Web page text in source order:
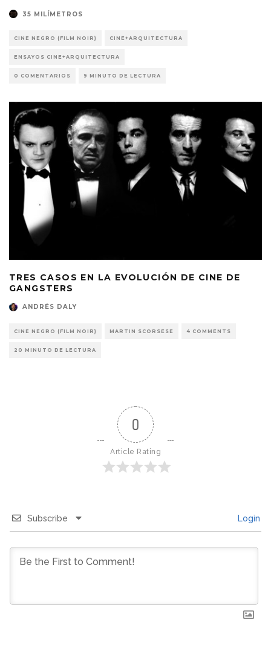
35 MILÍMETROS
CINE NEGRO (FILM NOIR) CINE+ARQUITECTURA
ENSAYOS CINE+ARQUITECTURA
0 COMENTARIOS 9 MINUTO DE LECTURA
TRES CASOS EN LA EVOLUCIÓN DE CINE DE
GANGSTERS
ANDRÉS DALY
CINE NEGRO (FILM NOIR) MARTIN SCORSESE 4 COMMENTS
20 MINUTO DE LECTURA
0
Article Rating
Subscribe Login